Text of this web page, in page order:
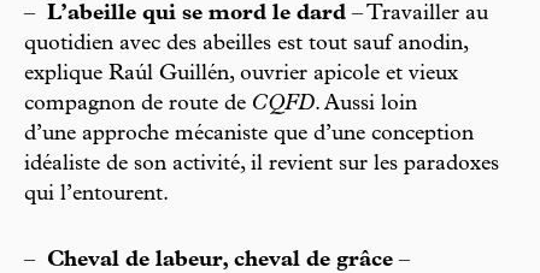
– L’abeille qui se mord le dard – Travailler au
quotidien avec des abeilles est tout sauf anodin,
explique Raúl Guillén, ouvrier apicole et vieux
compagnon de route de CQFD. Aussi loin
d’une approche mécaniste que d’une conception
idéaliste de son activité, il revient sur les paradoxes
qui l’entourent.
– Cheval de labeur, cheval de grâce –